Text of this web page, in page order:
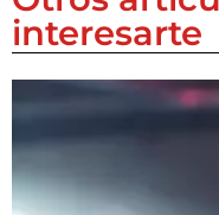
interesarte